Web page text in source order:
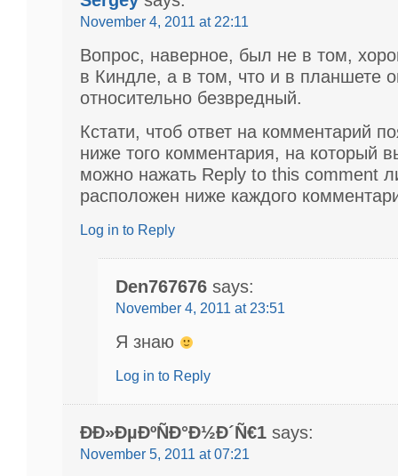
November 4, 2011 at 22:11
Вопрос, наверное, был не в том,
в Киндле, а в том, что и в планшете
относительно безвредный.
Кстати, чтоб ответ на комментарий
ниже того комментария, на который
можно нажать Reply to this comment
расположен ниже каждого
Log in to Reply
Den767676 says:
November 4, 2011 at 23:51
Я знаю
Log in to Reply
ÐÐ»ÐµÐºÑÐ°Ð½Ð´Ñ€1 says:
November 5, 2011 at 07:21